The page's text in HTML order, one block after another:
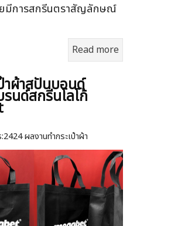
ยมีการสกรีนตราสัญลักษณ์
Read more
าผ้าสปันบอนด์
รนด์สกรีนโลโก้
2424 ผลงานทำกระเป๋าผ้า